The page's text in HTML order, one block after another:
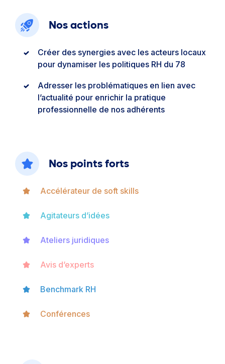
Nos actions
Créer des synergies avec les acteurs locaux
pour dynamiser les politiques RH du 78
Adresser les problématiques en lien avec
l’actualité pour enrichir la pratique
professionnelle de nos adhérents
Nos points forts
Accélérateur de soft skills
Agitateurs d’idées
Ateliers juridiques
Avis d’experts
Benchmark RH
Conférences